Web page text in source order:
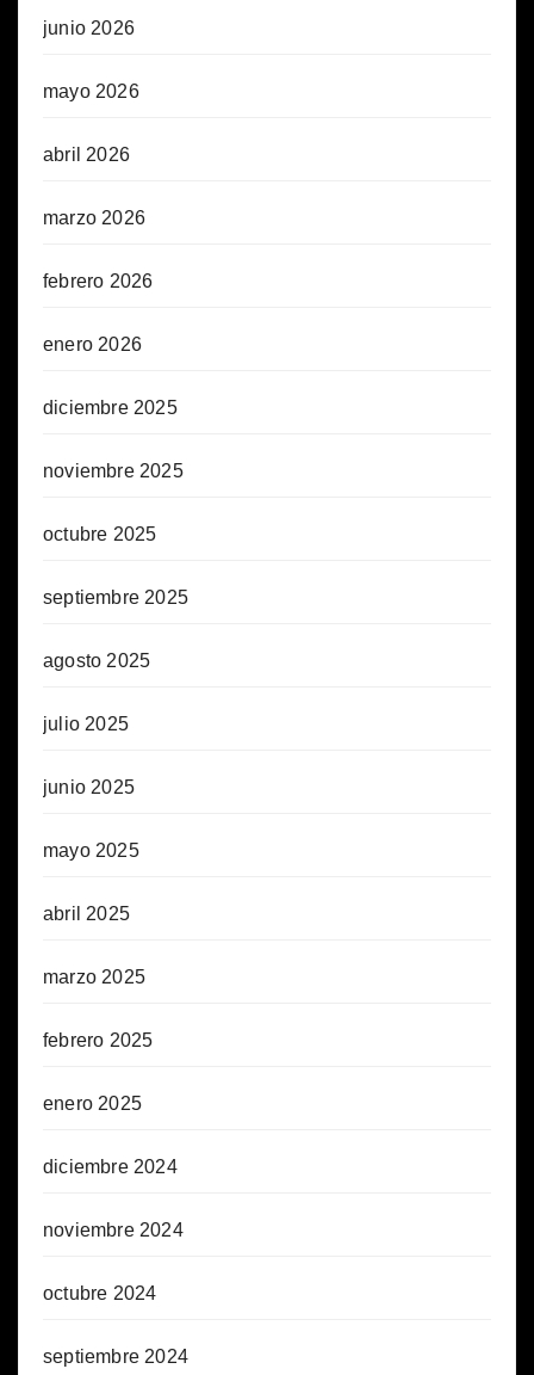
junio 2026
mayo 2026
abril 2026
marzo 2026
febrero 2026
enero 2026
diciembre 2025
noviembre 2025
octubre 2025
septiembre 2025
agosto 2025
julio 2025
junio 2025
mayo 2025
abril 2025
marzo 2025
febrero 2025
enero 2025
diciembre 2024
noviembre 2024
octubre 2024
septiembre 2024